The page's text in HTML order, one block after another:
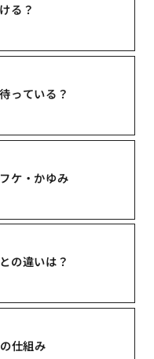
る？
っている？
ケ・かゆみ
の違いは？
仕組み